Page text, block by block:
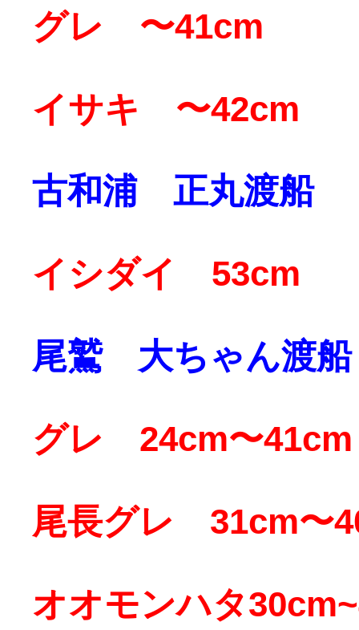
グレ 〜41cm
イサキ 〜42cm
古和浦 正丸渡船
イシダイ 53cm
尾鷲 大ちゃん渡船
グレ 24cm〜
尾長グレ 31cm〜
オオモンハタ